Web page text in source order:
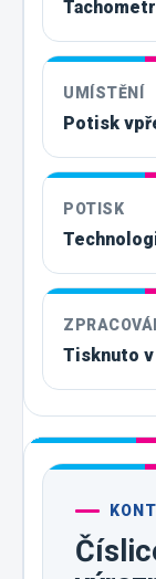
UMÍSTĚNÍ
Potisk
POTISK
Tisknuto